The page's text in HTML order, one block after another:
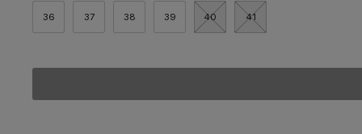
36 37 38 39 40 41